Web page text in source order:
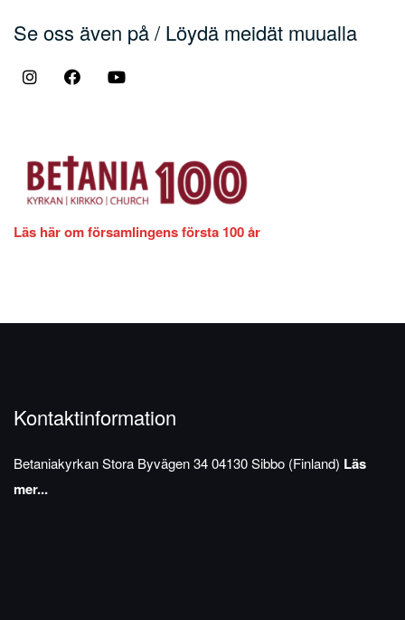
Se oss även på / Löydä meidät muualla
Läs här om församlingens första 100 år
Kontaktinformation
BetaniakyrkanStora Byvägen 3404130 Sibbo (Finland) Läs
mer...